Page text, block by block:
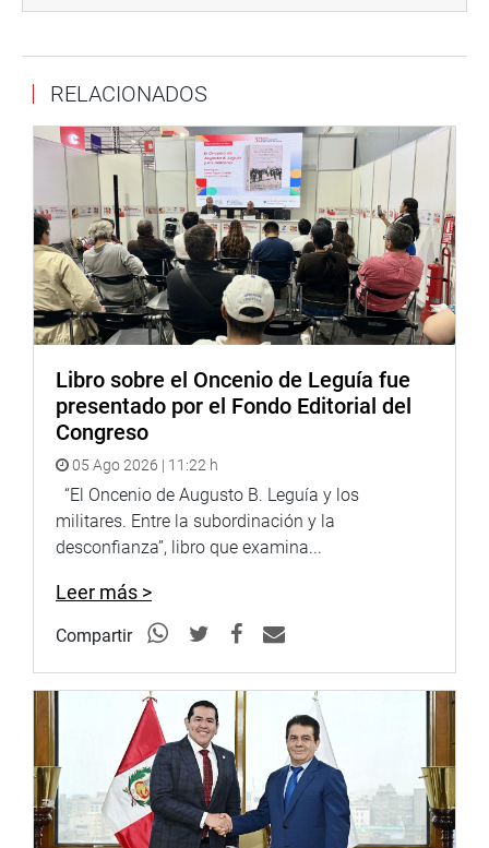
participación de representantes del Instituto de
Innovación Agraria (INIA) como Alicia Medina y Amarante
Florián.
Todos los eventos tuvieron gran acogida por decenas de
interesados, quienes agradecieron a la legisladora
Monteza por contribuir y fomentar esta práctica que
enriquece y ayuda a los agricultores y productores de la
región Cajamarca.
Por otra parte, durante esta semana de trabajo, se
cumplió diferentes acciones de representación en la
localidad de Fila Alta, Dirección Sub Regional de Salud e
I.E. Alfonso Villanueva Pinillos y una importante reunión
con los virtuales alcaldes de la provincia de Jaén.
Asimismo, también recorrimos la I.E. San Ignacio de
Loyola 16470 en San Ignacio.
DESPACHO CONGRESAL
RELACIONADOS
Libro sobre el Oncenio de Leguía fue
presentado por el Fondo Editorial del
Congreso
05 Ago 2026 | 11:22 h
“El Oncenio de Augusto B. Leguía y los
militares. Entre la subordinación y la
desconfianza”, libro que examina...
Leer más >
Compartir